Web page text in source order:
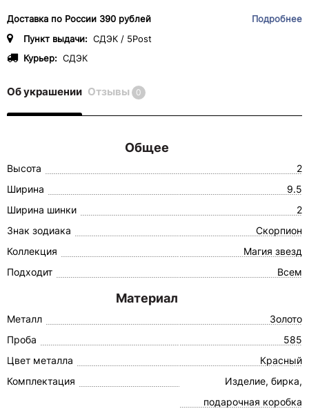
Доставка по России 390 рублей
Подробнее
Пункт выдачи: СДЭК / 5Post
Курьер: СДЭК
Об украшении Отзывы 0
Общее
Высота
2
Ширина
9.5
Ширина шинки
2
Знак зодиака
Скорпион
Коллекция
Магия звезд
Подходит
Всем
Материал
Металл
Золото
Проба
585
Цвет металла
Красный
Комплектация
Изделие, бирка,
подарочная коробка